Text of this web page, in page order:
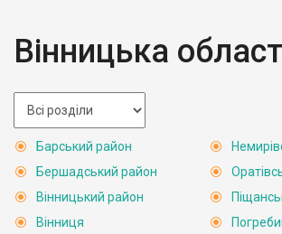
Вінницька
Барський район
Бершадський район
Вінницький район
Вінниця